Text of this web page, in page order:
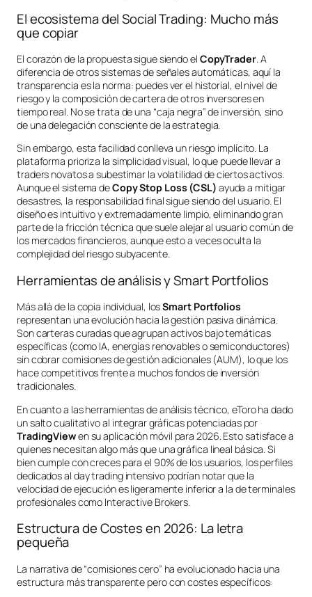
El ecosistema del Social Trading: Mucho más
que copiar
El corazón de la propuesta sigue siendo el CopyTrader. A
diferencia de otros sistemas de señales automáticas, aquí la
transparencia es la norma: puedes ver el historial, el nivel de
riesgo y la composición de cartera de otros inversores en
tiempo real. No se trata de una “caja negra” de inversión, sino
de una delegación consciente de la estrategia.
Sin embargo, esta facilidad conlleva un riesgo implícito. La
plataforma prioriza la simplicidad visual, lo que puede llevar a
traders novatos a subestimar la volatilidad de ciertos activos.
Aunque el sistema deCopy Stop Loss (CSL) ayuda a mitigar
desastres, la responsabilidad final sigue siendo del usuario. El
diseño es intuitivo y extremadamente limpio, eliminando gran
parte de la fricción técnica que suele alejar al usuario común de
los mercados financieros, aunque esto a veces oculta la
complejidad del riesgo subyacente.
Herramientas de análisis y Smart Portfolios
Más allá de la copia individual, losSmart Portfolios
representan una evolución hacia la gestión pasiva dinámica.
Son carteras curadas que agrupan activos bajo temáticas
específicas (como IA, energías renovables o semiconductores)
sin cobrar comisiones de gestión adicionales (AUM), lo que los
hace competitivos frente a muchos fondos de inversión
tradicionales.
En cuanto a las herramientas de análisis técnico, eToro ha dado
un salto cualitativo al integrar gráficas potenciadas por
TradingViewen su aplicación móvil para 2026. Esto satisface a
quienes necesitan algo más que una gráfica lineal básica. Si
bien cumple con creces para el 90% de los usuarios, los perfiles
dedicados al day tradingintensivo podrían notar que la
velocidad de ejecución es ligeramente inferior a la de terminales
profesionales como Interactive Brokers.
Estructura de Costes en 2026: La letra
pequeña
La narrativa de “comisiones cero” ha evolucionado hacia una
estructura más transparente pero con costes específicos: